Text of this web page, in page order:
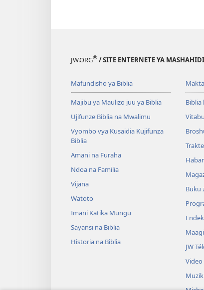
JW.ORG® / SITE ENTERNETE YA
Mafundisho ya Biblia
Majibu ya Maulizo juu ya Biblia
Ujifunze Biblia na Mwalimu
Vyombo vya Kusaidia Kujifunza
Biblia
Amani na Furaha
Ndoa na Familia
Vijana
Watoto
Imani Katika Mungu
Sayansi na Biblia
Historia na Biblia
Biblia
Buku
JW
Video